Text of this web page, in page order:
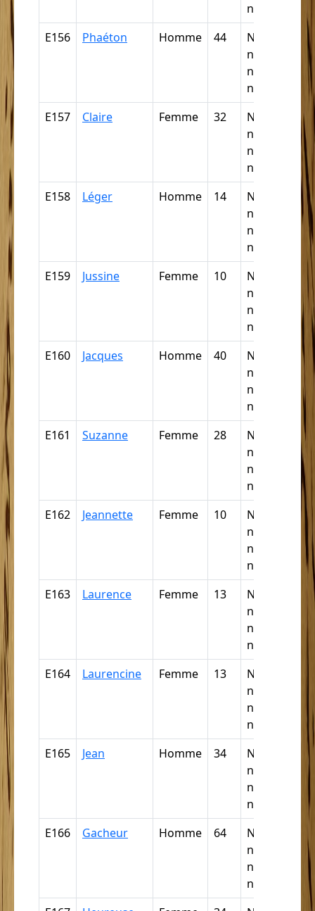
négritte ...
E156
Phaéton Homme 44
Nègre,
négresse,
négrillon,
négritte ...
E157
Claire Femme 32
Nègre,
négresse,
négrillon,
négritte ...
E158
Léger Homme 14
Nègre,
négresse,
négrillon,
négritte ...
E159
Jussine Femme 10
Nègre,
négresse,
négrillon,
négritte ...
E160
Jacques Homme 40
Nègre,
négresse,
négrillon,
négritte ...
E161
Suzanne Femme 28
Nègre,
négresse,
négrillon,
négritte ...
E162
Jeannette Femme 10
Nègre,
négresse,
négrillon,
négritte ...
E163
Laurence Femme 13
Nègre,
négresse,
négrillon,
négritte ...
E164
Laurencine Femme 13
Nègre,
négresse,
négrillon,
négritte ...
E165
Jean Homme 34
Nègre,
négresse,
négrillon,
négritte ...
E166
Gacheur Homme 64
Nègre,
négresse,
négrillon,
négritte ...